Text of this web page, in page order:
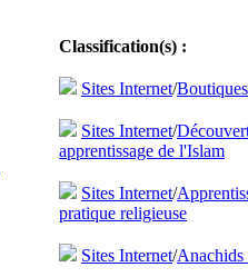
Classification(s) :
Sites Internet/
Sites Internet/
apprentissage de l'Islam
Sites Internet/
pratique religieuse
Sites Internet/Anachids